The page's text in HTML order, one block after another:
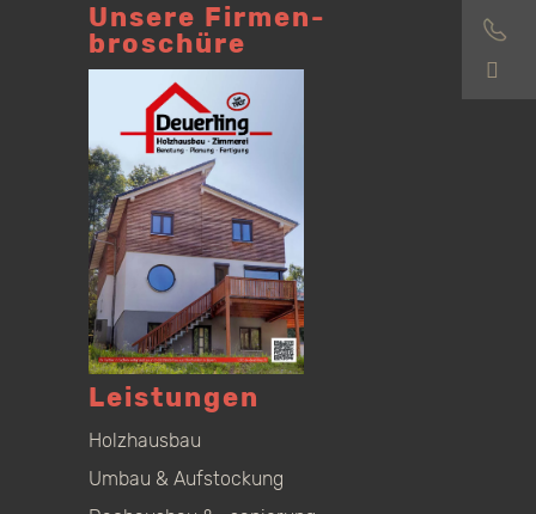
Unsere Firmen­
broschüre
Leistungen
Holzhausbau
Umbau & Aufstockung